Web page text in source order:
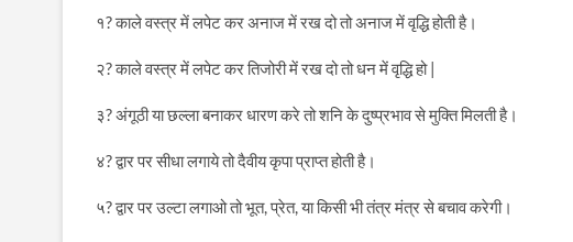
१? काले वस्त्र में लपेट कर अनाज में रख दो तो अनाज में वृद्धि होती है।
२? काले वस्त्र में लपेट कर तिजोरी में रख दो तो धन में वृद्धि हो |
३? अंगूठी या छल्ला बनाकर धारण करे तो शनि के दुष्प्रभाव से मुक्ति मिलती है।
४? द्वार पर सीधा लगाये तो दैवीय कृपा प्राप्त होती है।
५? द्वार पर उल्टा लगाओ तो भूत, प्रेत, या किसी भी तंत्र मंत्र से बचाव करेगी।